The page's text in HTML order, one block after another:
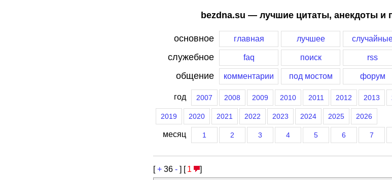
bezdna.su — лучшие цитаты, анекдоты и
основное главная лучшее
служебное faq поиск rss
общение комментарии под мостом форум
год 2007 2008 2009 2010 2011 2012 2013
2019 2020 2021 2022 2023 2024 2025 2026
месяц 1 2 3 4 5 6 7
[+ 36 - ] [ 1 ]